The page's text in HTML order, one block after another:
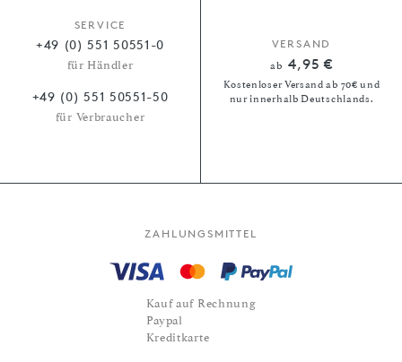
SERVICE
+49 (0) 551 50551-0
für Händler
+49 (0) 551 50551-50
für Verbraucher
VERSAND
ab 4,95 €
Kostenloser Versand ab 70€ und
nur innerhalb Deutschlands.
ZAHLUNGSMITTEL
Kauf auf Rechnung
Paypal
Kreditkarte